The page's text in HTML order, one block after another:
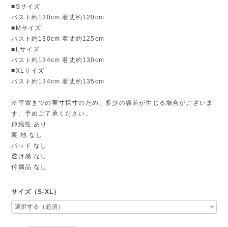
■Sサイズ
バスト約130cm 着丈約120cm
■Mサイズ
バスト約130cm 着丈約125cm
■Lサイズ
バスト約134cm 着丈約130cm
■XLサイズ
バスト約134cm 着丈約135cm
※平置きでの実寸採寸のため、多少の誤差が生じる場合がございま
す。予めご了承ください。
伸縮性 あり
裏 地 なし
パッド なし
透け感 なし
付属品 なし
サイズ（S-XL）